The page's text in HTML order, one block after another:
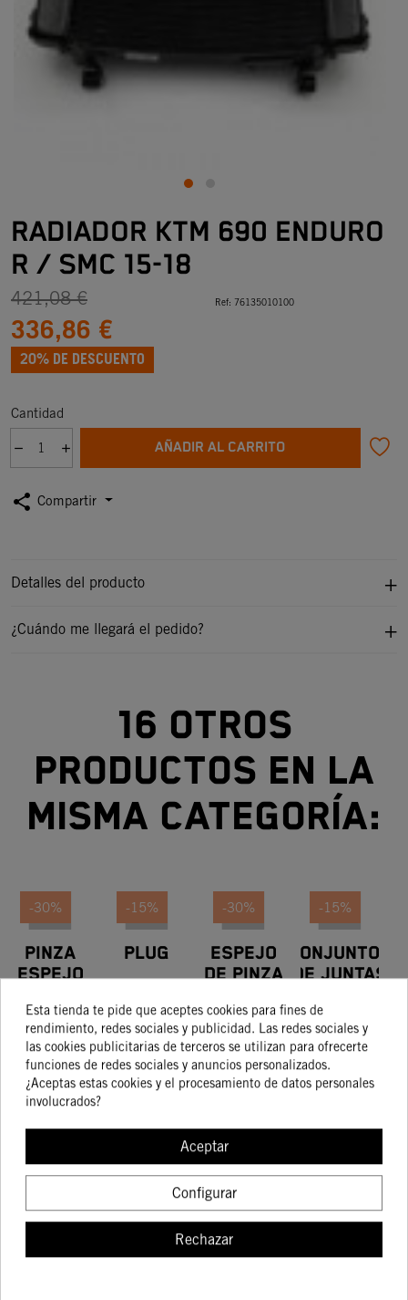
RADIADOR KTM 690 ENDURO
R / SMC 15-18
421,08 €
336,86 €
20% DE DESCUENTO
Ref: 76135010100
Cantidad
AÑADIR AL CARRITO
share Compartir
Detalles del producto
¿Cuándo me llegará el pedido?
16 otros
productos en la
misma categoría:
-30%
PINZA
ESPEJO
PASADOR
39,93 €
27,95 €
COMPRAR
-15%
PLUG
10,71 €
9,10 €
COMPRAR
-30%
ESPEJO
DE PINZA
PASADOR
TENSOR
38,60 €
27,02 €
COMPRAR
-15%
CONJUNTOS
DE JUNTAS
FR+RR
39,93 €
33,94 €
Determinadas características de los vehículos que aparecen en las
imágenes pueden variar con respecto a los modelos de serie, y algunas
Esta tienda te pide que aceptes cookies para fines de
rendimiento, redes sociales y publicidad. Las redes sociales y
las cookies publicitarias de terceros se utilizan para ofrecerte
funciones de redes sociales y anuncios personalizados.
¿Aceptas estas cookies y el procesamiento de datos personales
involucrados?
Aceptar
Configurar
Rechazar